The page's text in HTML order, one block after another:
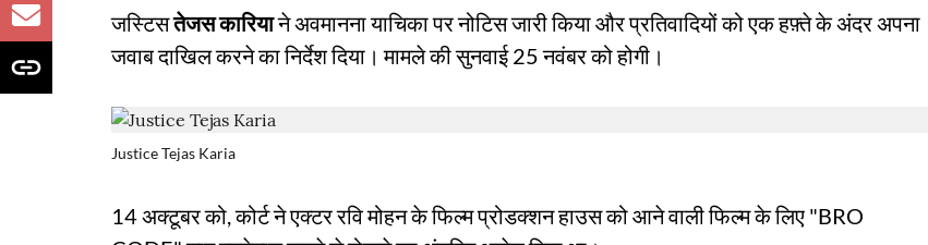
जस्टिसतेजस कारियाने अवमानना ​​याचिका पर नोटिस जारी किया और प्रतिवादियों को एक हफ़्ते के अंदर अपना
जवाब दाखिल करने का निर्देश दिया। मामले की सुनवाई 25 नवंबर को होगी।
Justice Tejas Karia
14 अक्टूबर को, कोर्ट ने एक्टर रवि मोहन के फिल्म प्रोडक्शन हाउस को आने वाली फिल्म के लिए "BRO